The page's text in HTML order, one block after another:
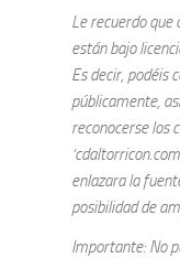
Le recuerdo que
están bajo
Es decir, podéis
públicamente,
reconocerse los
enlazara la
posibilidad de
Importante: No